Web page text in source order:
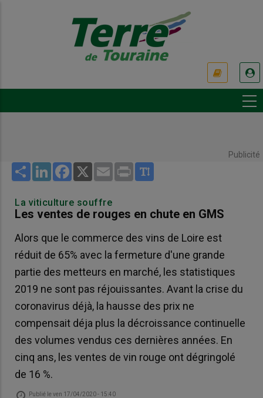
Publicité
Share LinkedInFacebook
X Email Print
La viticulture souffre
Les ventes de rouges en chute en GMS
Alors que le commerce des vins de Loire est
réduit de 65% avec la fermeture d'une grande
partie des metteurs en marché, les statistiques
2019 ne sont pas réjouissantes. Avant la crise du
coronavirus déjà, la hausse des prix ne
compensait déja plus la décroissance continuelle
des volumes vendus ces dernières années. En
cinq ans, les ventes de vin rouge ont dégringolé
de 16 %.
Publié leven 17/04/2020 - 15:40